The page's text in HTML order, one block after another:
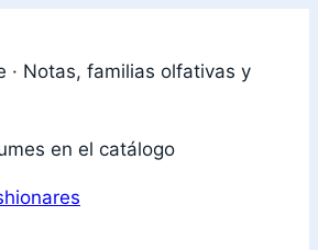
· Notas, familias olfativas y
en el catálogo